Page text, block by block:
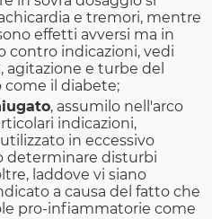
e tremori, mentre
effetti avversi ma in
contro indicazioni, vedi
agitazione e turbe del
il diabete;
, assumilo nell'arco
indicazioni,
in eccessivo
determinare disturbi
laddove vi siano
a causa del fatto che
pro-infiammatorie come